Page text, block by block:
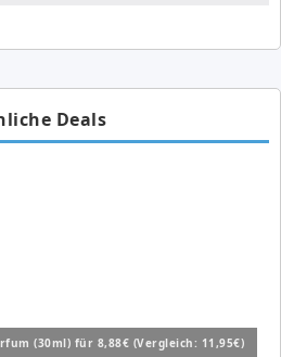
Deals
(30ml) für 8,88€ (Vergleich: 11,95€)